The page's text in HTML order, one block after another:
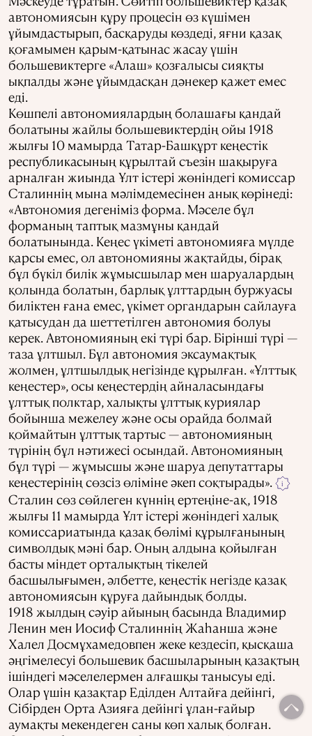
автономиясын құру процесін өз күшімен
ұйымдастырып, басқаруды көздеді, яғни қазақ
қоғамымен қарым-қатынас жасау үшін
большевиктерге «Алаш» қозғалысы сияқты
ықпалды және ұйымдасқан дәнекер қажет емес
еді.
Көшпелі автономиялардың болашағы қандай
болатыны жайлы большевиктердің ойы 1918
жылғы 10 мамырда Татар-Башқұрт кеңестік
республикасының құрылтай съезін шақыруға
арналған жиында Ұлт істері жөніндегі комиссар
Сталиннің мына мәлімдемесінен анық көрінеді:
«Автономия дегеніміз форма. Мәселе бұл
форманың таптық мазмұны қандай
болатынында. Кеңес үкіметі автономияға мүлде
қарсы емес, ол автономияны жақтайды, бірақ
бұл бүкіл билік жұмысшылар мен шаруалардың
қолында болатын, барлық ұлттардың буржуасы
биліктен ғана емес, үкімет органдарын сайлауға
қатысудан да шеттетілген автономия болуы
керек. Автономияның екі түрі бар. Бірінші түрі —
таза ұлтшыл. Бұл автономия эксаумақтық
жолмен, ұлтшылдық негізінде құрылған. «Ұлттық
кеңестер», осы кеңестердің айналасындағы
ұлттық полктар, халықты ұлттық куриялар
бойынша межелеу және осы орайда болмай
қоймайтын ұлттық тартыс — автономияның
түрінің бұл нәтижесі осындай. Автономияның
бұл түрі — жұмысшы және шаруа депутаттары
кеңестерінің сөзсіз өліміне әкеп соқтырады».
i
Сталин сөз сөйлеген күннің ертеңіне-ақ, 1918
жылғы 11 мамырда Ұлт істері жөніндегі халық
комиссариатында қазақ бөлімі құрылғанының
символдық мәні бар. Оның алдына қойылған
басты міндет орталықтың тікелей
басшылығымен, әлбетте, кеңестік негізде қазақ
автономиясын құруға дайындық болды.
1918 жылдың сәуір айының басында Владимир
Ленин мен Иосиф Сталиннің Жаһанша және
Халел Досмұхамедовпен жеке кездесіп, қысқаша
әңгімелесуі большевик басшыларының қазақтың
ішіндегі мәселелермен алғашқы танысуы еді.
Олар үшін қазақтар Еділден Алтайға дейінгі,
Сібірден Орта Азияға дейінгі ұлан-ғайыр
аумақты мекендеген саны көп халық болған.